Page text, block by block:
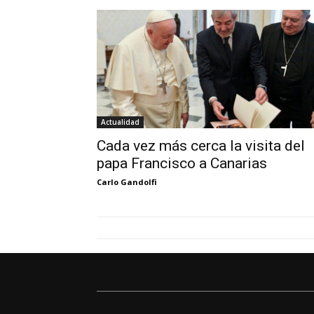
Actualidad
Cada vez más cerca la visita del
papa Francisco a Canarias
Carlo Gandolfi